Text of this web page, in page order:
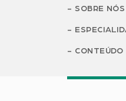
SOBRE NÓS
CONTEÚDO